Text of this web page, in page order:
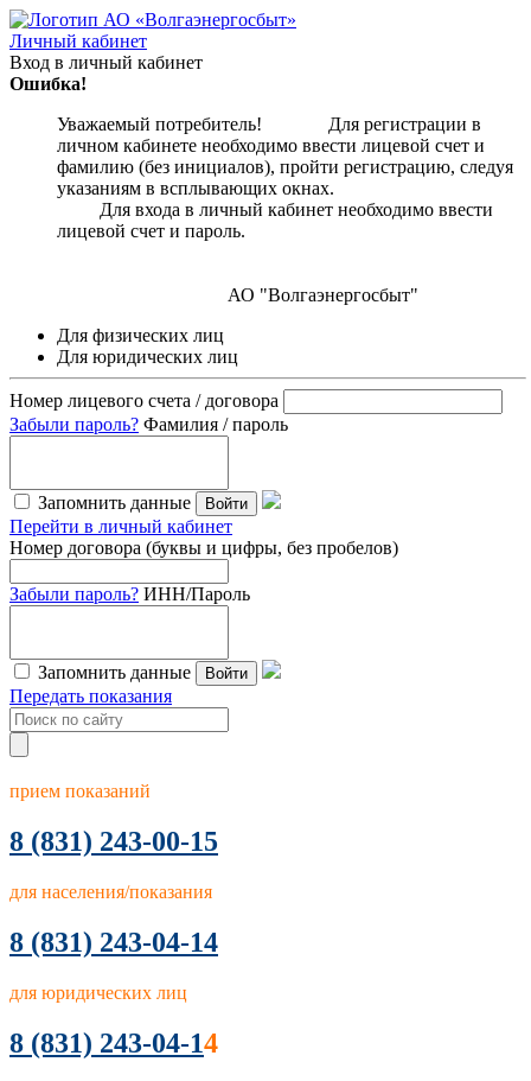
Личный кабинет
Вход в личный кабинет
Ошибка!
Уважаемый потребитель! Для регистрации в
личном кабинете необходимо ввести лицевой счет и
фамилию (без инициалов), пройти регистрацию, следуя
указаниям в всплывающих окнах.
Для входа в личный кабинет необходимо ввести
лицевой счет и пароль.
АО "Волгаэнергосбыт"
Для физических лиц
Для юридических лиц
Номер лицевого счета / договора
Забыли пароль? Фамилия / пароль
Запомнить данные Войти
Перейти в личный кабинет
Номер договора (буквы и цифры, без пробелов)
Забыли пароль? ИНН/Пароль
Запомнить данные Войти
Передать показания
прием показаний
8 (831) 243-00-15
для населения/показания
8 (831) 243-04-14
для юридических лиц
8 (831) 243-04-14